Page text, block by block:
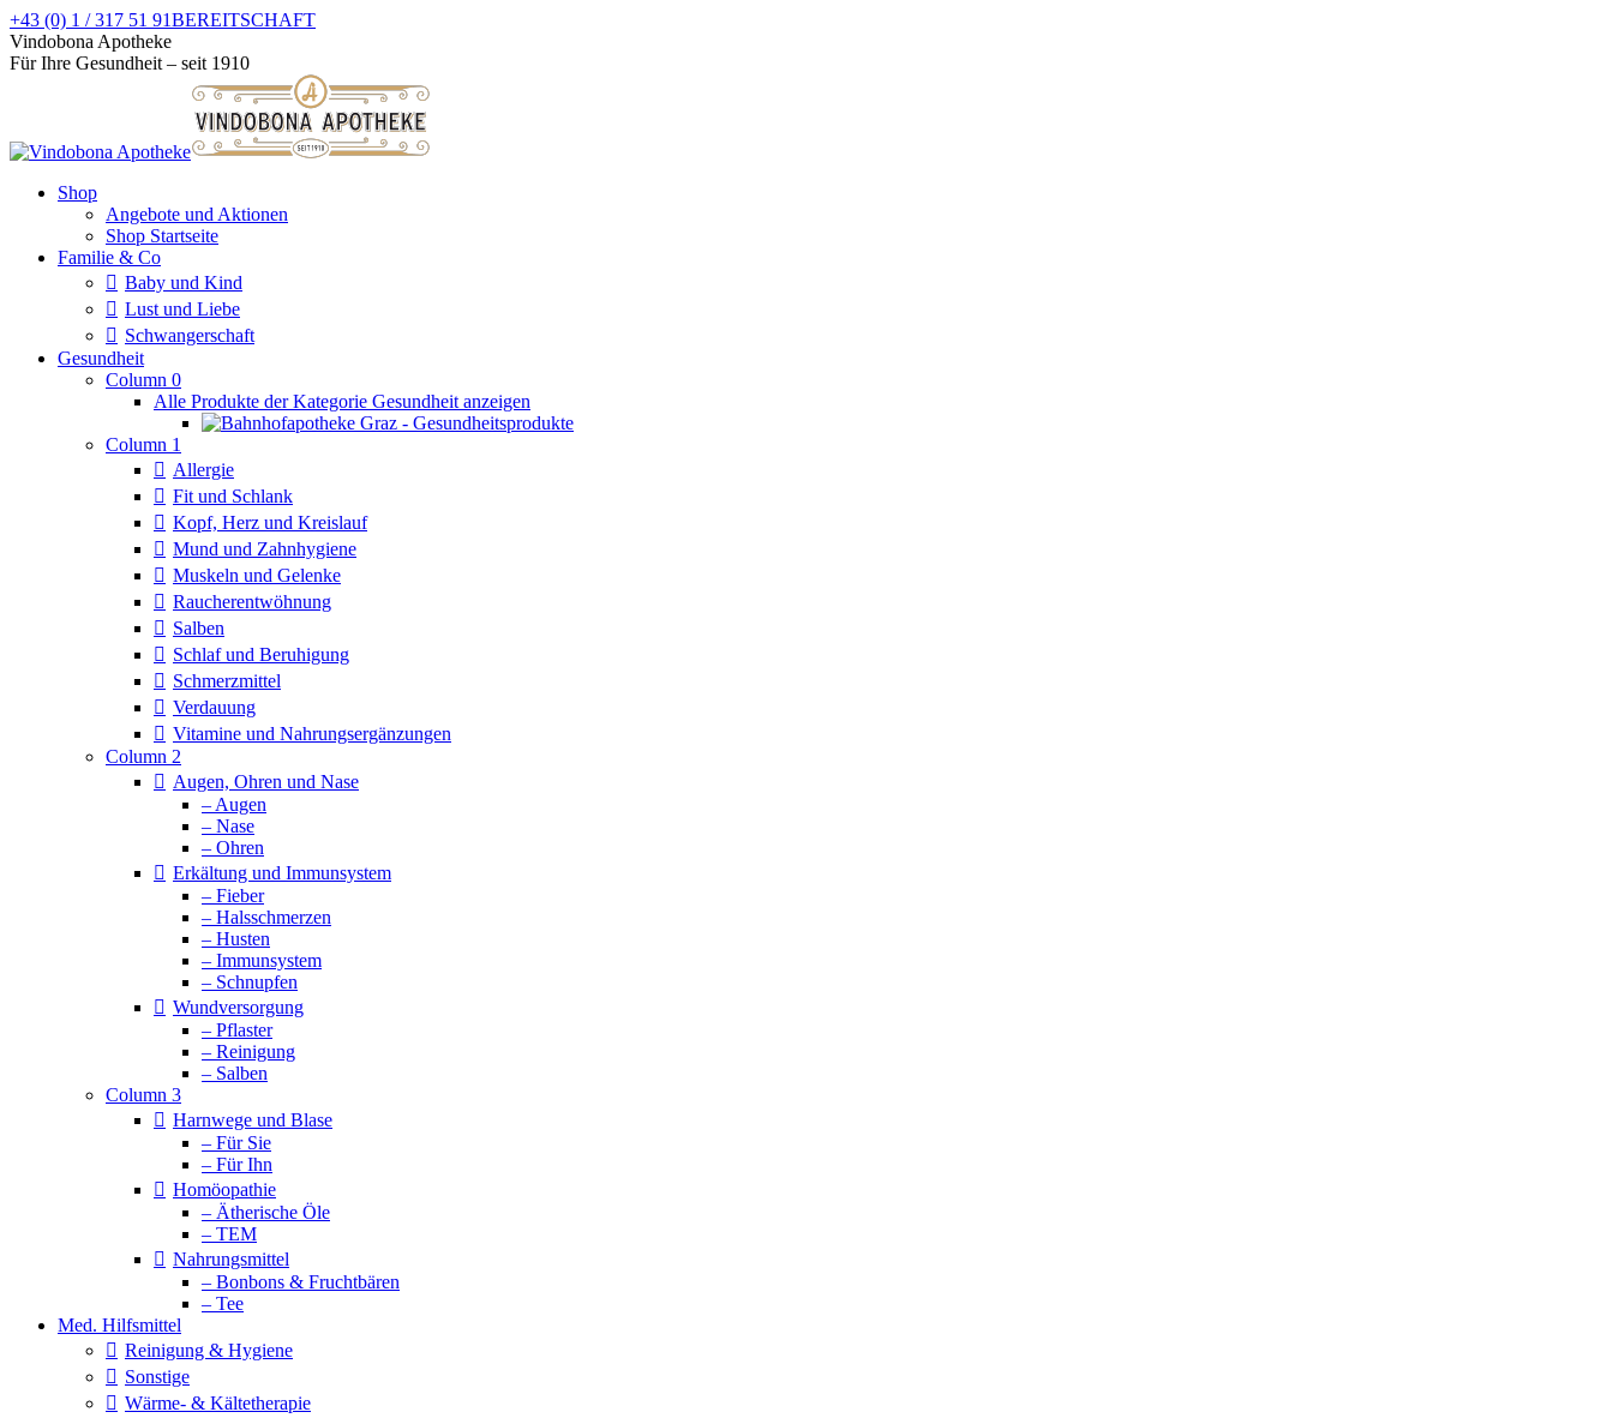
Zum
Inhalt
springen
+43 (0) 1 / 317 51 91BEREITSCHAFT
Facebook
page
window
Instagram
page
window
Vindobona Apotheke
Für Ihre Gesundheit – seit 1910
Shop
Angebote und Aktionen
Shop Startseite
Familie & Co
Baby und Kind
Lust und Liebe
Schwangerschaft
Gesundheit
Column 0
Alle Produkte der Kategorie Gesundheit anzeigen
Column 1
Allergie
Fit und Schlank
Kopf, Herz und Kreislauf
Mund und Zahnhygiene
Muskeln und Gelenke
Raucherentwöhnung
Salben
Schlaf und Beruhigung
Schmerzmittel
Verdauung
Vitamine und Nahrungsergänzungen
Column 2
Augen, Ohren und Nase
– Augen
– Nase
– Ohren
Erkältung und Immunsystem
– Fieber
– Halsschmerzen
– Husten
– Immunsystem
– Schnupfen
Wundversorgung
– Pflaster
– Reinigung
– Salben
Column 3
Harnwege und Blase
– Für Sie
– Für Ihn
Homöopathie
– Ätherische Öle
– TEM
Nahrungsmittel
– Bonbons & Fruchtbären
– Tee
Med. Hilfsmittel
Reinigung & Hygiene
Sonstige
Wärme- & Kältetherapie